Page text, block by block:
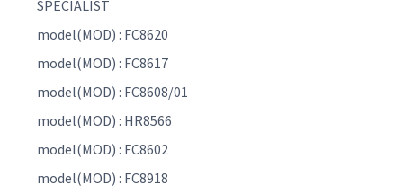
SPECIALIST
model(MOD) : FC8620
model(MOD) : FC8617
model(MOD) : FC8608/01
model(MOD) : HR8566
model(MOD) : FC8602
model(MOD) : FC8918